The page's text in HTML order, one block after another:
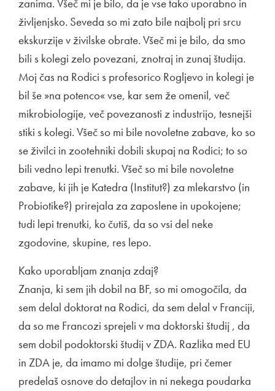
zanima. Všeč mi je bilo, da je vse tako uporabno in
življenjsko. Seveda so mi zato bile najbolj pri srcu
ekskurzije v živilske obrate. Všeč mi je bilo, da smo
bili s kolegi zelo povezani, znotraj in zunaj študija.
Moj čas na Rodici s profesorico Rogljevo in kolegi je
bil še »na potenco« vse, kar sem že omenil, več
mikrobiologije, več povezanosti z industrijo, tesnejši
stiki s kolegi. Všeč so mi bile novoletne zabave, ko so
se živilci in zootehniki dobili skupaj na Rodici; to so
bili vedno lepi trenutki. Všeč so mi bile novoletne
zabave, ki jih je Katedra (Institut?) za mlekarstvo (in
Probiotike?) prirejala za zaposlene in upokojene;
tudi lepi trenutki, ko čutiš, da so vsi del neke
zgodovine, skupine, res lepo.
Kako uporabljam znanja zdaj?
Znanja, ki sem jih dobil na BF, so mi omogočila, da
sem delal doktorat na Rodici, da sem delal v Franciji,
da so me Francozi sprejeli v ma doktorski študij , da
sem dobil podoktorski študij v ZDA. Razlika med EU
in ZDA je, da imamo mi dolge študije, pri čemer
predelaš osnove do detajlov in ni nekega poudarka